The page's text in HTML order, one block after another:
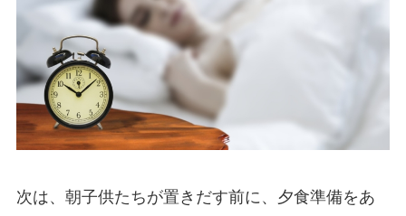
次は、朝子供たちが置きだす前に、夕食準備をあ